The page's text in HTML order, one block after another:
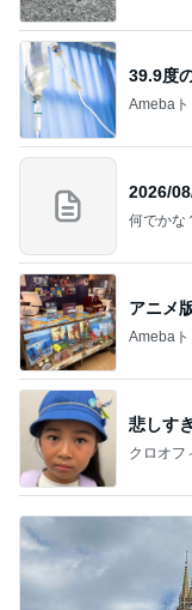
39.9度
Amebaト
2026/
何でかな
アニメ
Amebaト
悲しす
クロオフ